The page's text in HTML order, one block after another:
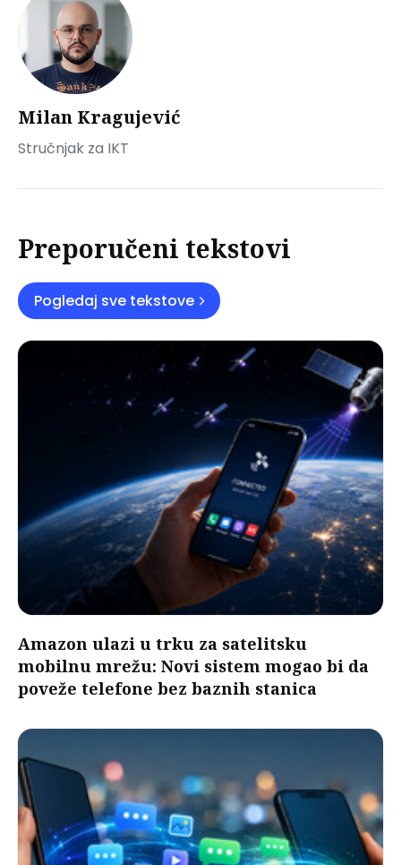
Milan Kragujević
Stručnjak za IKT
Preporučeni tekstovi
Pogledaj sve tekstove
Amazon ulazi u trku za satelitsku
mobilnu mrežu: Novi sistem mogao bi da
poveže telefone bez baznih stanica